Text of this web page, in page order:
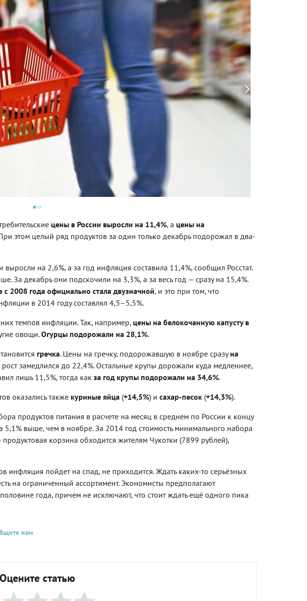
цены в России выросли на 11,4%, а цены на
этом целый ряд продуктов за один только декабрь подорожал в два-
на 2,6%, а за год инфляция составила 11,4%, сообщил Росстат.
За декабрь они подскочили на 3,3%, а за весь год — сразу на 15,4%.
2008 года официально стала двузначной, и это при том, что
в 2014 году составлял 4,5–5,5%.
темпов инфляции. Так, например, цены на белокочанную капусту в
овощи.Огурцы подорожали на 28,1%.
гречка. Цены на гречку, подорожавшую в ноябре сразуна
замедлился до 22,4%. Остальные крупы дорожали куда медленнее,
лишь 11,5%, тогда как за год крупы подорожали на 34,6%.
оказались также куриные яйца (+14,5%) и сахар-песок (+14,3%).
продуктов питания в расчете на месяц в среднем по России к концу
выше, чем в ноябре. За 2014 год стоимость минимального набора
корзина обходится жителям Чукотки (7899 рублей),
инфляция пойдет на спад, не приходится. Ждать каких-то серьёзных
на ограниченный ассортимент. Экономисты предполагают
года, причем не исключают, что стоит ждать ещё одного пика
нам.
Оцените статью